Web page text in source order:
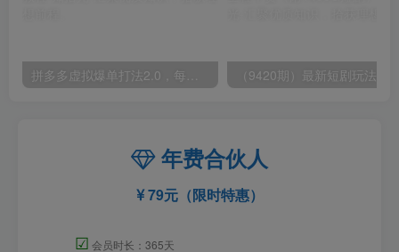
年费合伙人
79元（限时特惠）
☑ 会员时长：365天